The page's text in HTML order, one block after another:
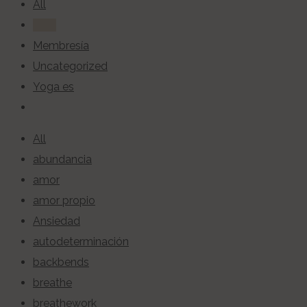
All
Membresía
Uncategorized
Yoga es
All
abundancia
amor
amor propio
Ansiedad
autodeterminación
backbends
breathe
breathework